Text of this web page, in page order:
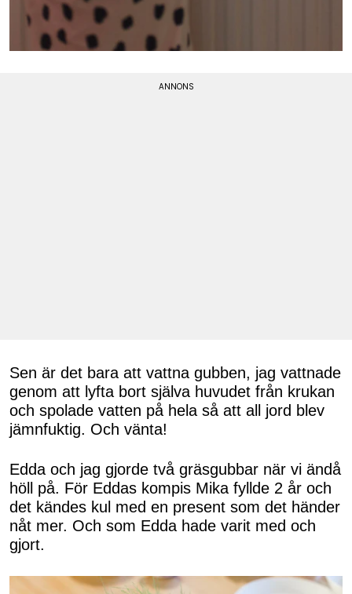
Sen är det bara att vattna gubben, jag vattnade
genom att lyfta bort själva huvudet från krukan
och spolade vatten på hela så att all jord blev
jämnfuktig. Och vänta!
Edda och jag gjorde två gräsgubbar när vi ändå
höll på. För Eddas kompis Mika fyllde 2 år och
det kändes kul med en present som det händer
nåt mer. Och som Edda hade varit med och
gjort.